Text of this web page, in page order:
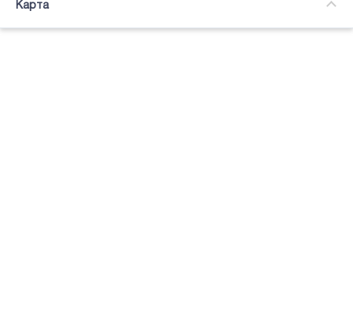
Підсвітка
Карта